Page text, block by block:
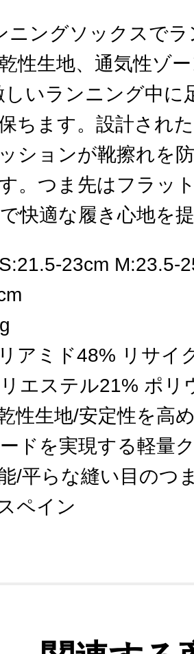
ニングソックスで
性生地、通気性ゾ
しいランニング中に
ちます。設計され
ションが靴擦れを
。つま先はフラッ
快適な履き心地を
S:21.5-23cm M:23.5-
アミド48% リサイ
エステル21% ポリ
性生地/安定性を高
ドを実現する軽量
/平らな縫い目のつ
スペイン